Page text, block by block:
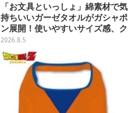
「お文具といっしょ」綿素材で気
持ちいいガーゼタオルがガシャポ
ン展開！使いやすいサイズ感、ク
ールな和柄や可愛らしいお寿司な
ど全4種
2026.8.5